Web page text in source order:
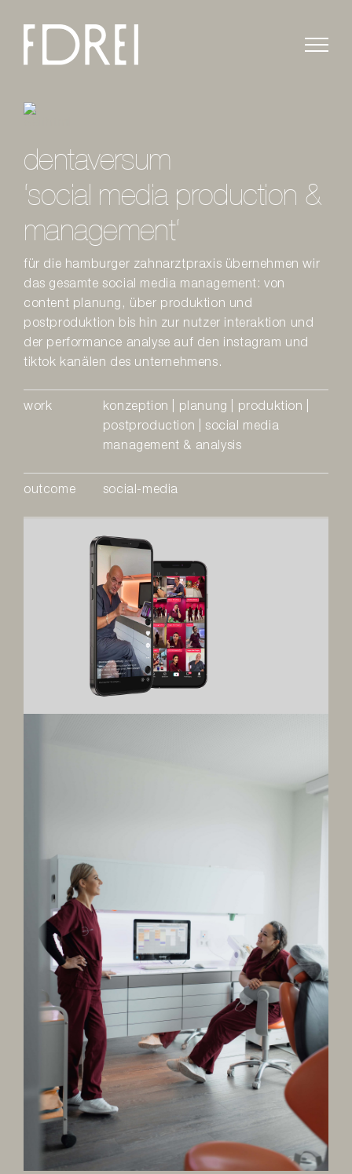
Inhalt
springen
dentaversum
‘social media production &
management‘
für die hamburger zahnarztpraxis übernehmen wir
das gesamte social media management: von
content planung, über produktion und
postproduktion bis hin zur nutzer interaktion und
der performance analyse auf den instagram und
tiktok kanälen des unternehmens.
work
konzeption | planung | produktion |
postproduction | social media
management & analysis
outcome social-media